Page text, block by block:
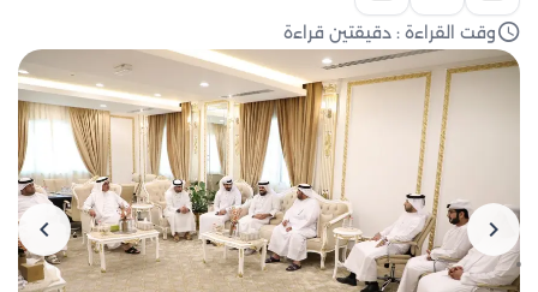
وقت القراءة : دقيقتين قراءة